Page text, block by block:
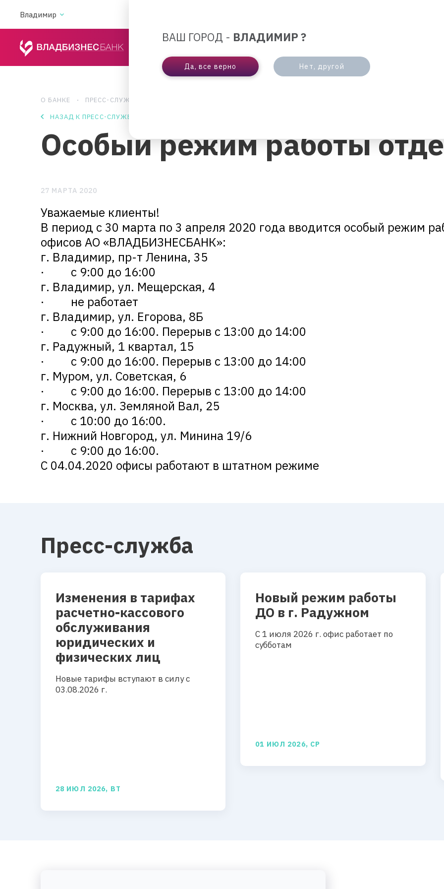
Владимир
ВАШ ГОРОД - ВЛАДИМИР ?
Да, все верно Нет, другой
О БАНКЕ ПРЕСС-СЛУЖБА
НАЗАД К ПРЕСС-СЛУЖБЕ
Особый режим работы
27 МАРТА 2020
Уважаемые клиенты!
В период с 30 марта по 3 апреля 2020 года вводится особый режим
офисов АО «ВЛАДБИЗНЕСБАНК»:
г. Владимир, пр-т Ленина, 35
· с 9:00 до 16:00
г. Владимир, ул. Мещерская, 4
· не работает
г. Владимир, ул. Егорова, 8Б
· с 9:00 до 16:00. Перерыв с 13:00 до 14:00
г. Радужный, 1 квартал, 15
· с 9:00 до 16:00. Перерыв с 13:00 до 14:00
г. Муром, ул. Советская, 6
· с 9:00 до 16:00. Перерыв с 13:00 до 14:00
г. Москва, ул. Земляной Вал, 25
· с 10:00 до 16:00.
г. Нижний Новгород, ул. Минина 19/6
· с 9:00 до 16:00.
С 04.04.2020 офисы работают в штатном режиме
Пресс-служба
Изменения в тарифах
расчетно-кассового
обслуживания
юридических и
физических лиц
Новые тарифы вступают в силу с
03.08.2026 г.
28 ИЮЛ 2026, ВТ
Новый режим работы
ДО в г. Радужном
С 1 июля 2026 г. офис работает по
субботам
01 ИЮЛ 2026, СР